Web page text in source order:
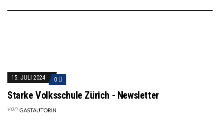
15. JULI 2024 0
Starke Volksschule Zürich - Newsletter
von GASTAUTORIN